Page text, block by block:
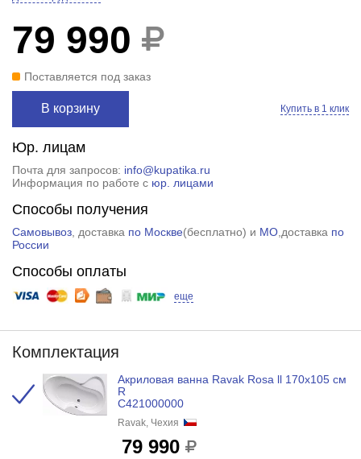
79 990
Поставляется под заказ
В корзину Купить в 1 клик
Юр. лицам
Почта для запросов: info@kupatika.ru
Информация по работе с юр. лицами
Способы получения
Самовывоз, доставка по Москве(бесплатно) и МО,доставка по
России
Способы оплаты
еще
Комплектация
Акриловая ванна Ravak Rosa ll 170x105 см
R
C421000000
Ravak, Чехия
79 990